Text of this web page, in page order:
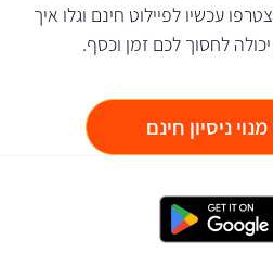
עכשיו לפיילוט חינם וגלו איך
לחסוך לכם זמן וכסף.
ניסיון חינם